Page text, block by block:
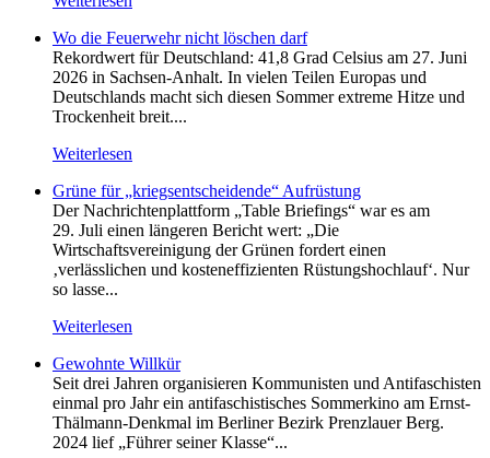
Wo die Feuerwehr nicht löschen darf
Rekordwert für Deutschland: 41,8 Grad Celsius am 27. Juni
2026 in Sachsen-Anhalt. In vielen Teilen Europas und
Deutschlands macht sich diesen Sommer extreme Hitze und
Trockenheit breit....
Weiterlesen
Grüne für „kriegsentscheidende“ Aufrüstung
Der Nachrichtenplattform „Table Briefings“ war es am
29. Juli einen längeren Bericht wert: „Die
Wirtschaftsvereinigung der Grünen fordert einen
‚verlässlichen und kosteneffizienten Rüstungshochlauf‘. Nur
so lasse...
Weiterlesen
Gewohnte Willkür
Seit drei Jahren organisieren Kommunisten und Antifaschisten
einmal pro Jahr ein antifaschistisches Sommerkino am Ernst-
Thälmann-Denkmal im Berliner Bezirk Prenzlauer Berg.
2024 lief „Führer seiner Klasse“...